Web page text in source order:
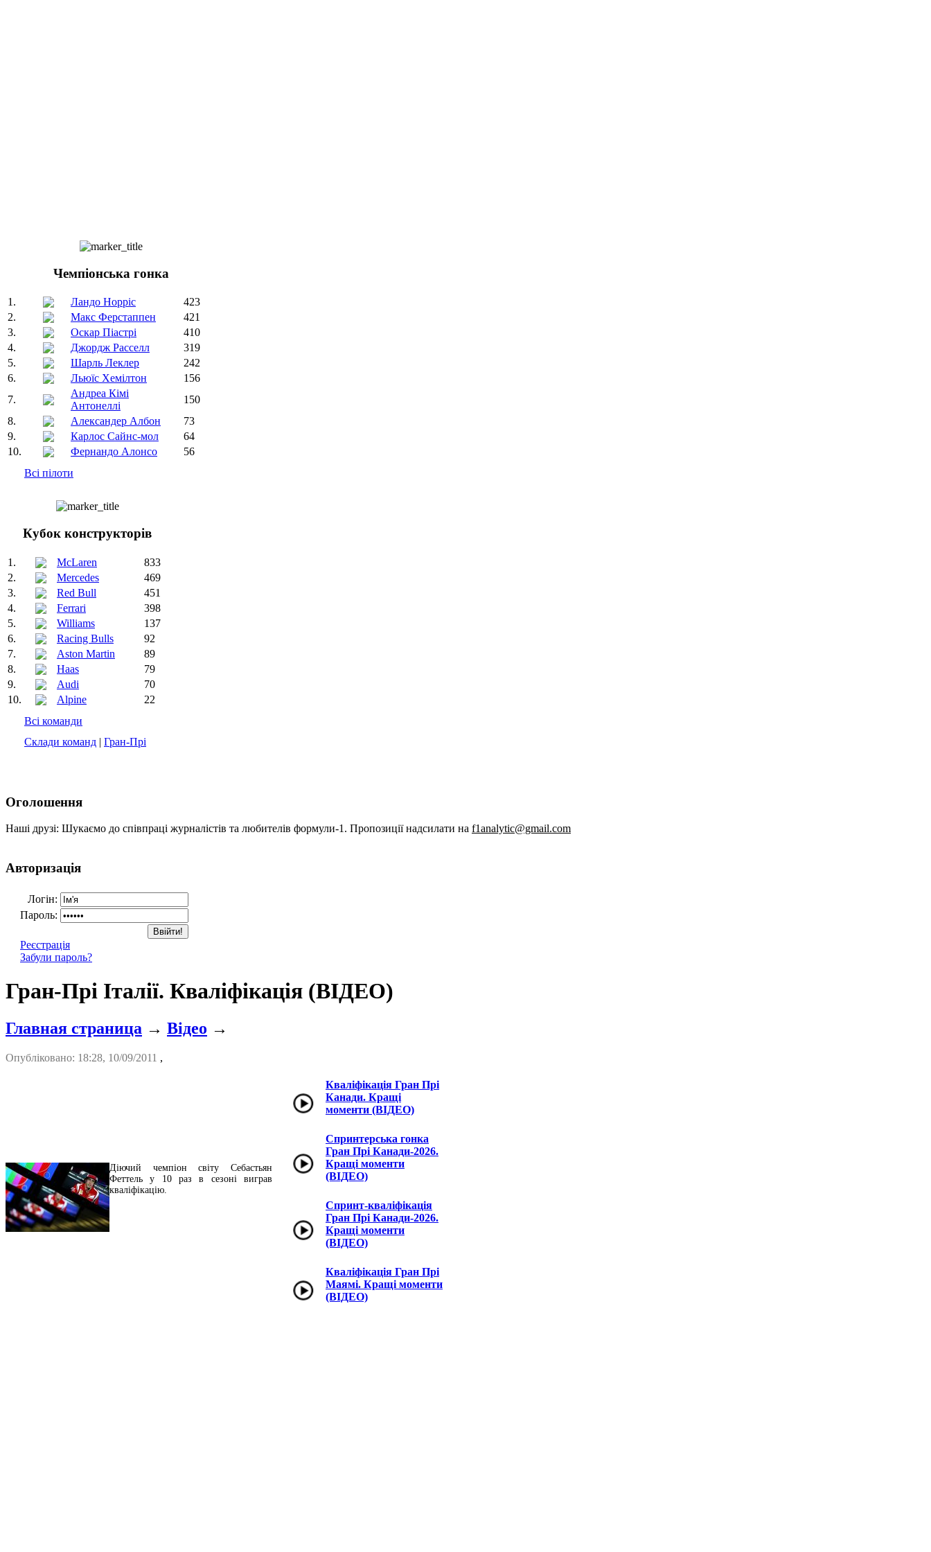
Чемпіонська гонка
1. Ландо Норріс
423
2.
Макс Ферстаппен
421
3.
Оскар Піастрі
410
4.
Джордж Расселл
319
5.
Шарль Леклер
242
6.
Льюїс Хемілтон
156
7.
Андреа Кімі
Антонеллі
150
8.
Александер Албон
73
9.
Карлос Сайнс-мол
64
10.
Фернандо Алонсо
56
Всі пілоти
Кубок конструкторів
1. McLaren
833
2.
Mercedes
469
3.
Red Bull
451
4.
Ferrari
398
5.
Williams
137
6.
Racing Bulls
92
7.
Aston Martin
89
8.
Haas
79
9.
Audi
70
10.
Alpine
22
Всі команди
Склади команд | Гран-Прі
Оголошення
Наші друзі: Шукаємо до співпраці журналістів та любителів формули-1. Пропозиції надсилати на f1analytic@gmail.com
Авторизація
Логін:
Пароль:
Реєстрація
Забули пароль?
Гран-Прі Італії. Кваліфікація (ВІДЕО)
Главная страница → Відео →
Опубліковано: 18:28, 10/09/2011 ,
Діючий чемпіон світу Себастьян
Феттель у 10 раз в сезоні виграв
кваліфікацію.
Кваліфікація Гран Прі
Канади. Кращі
моменти (ВІДЕО)
Спринтерська гонка
Гран Прі Канади-2026.
Кращі моменти
(ВІДЕО)
Спринт-кваліфікація
Гран Прі Канади-2026.
Кращі моменти
(ВІДЕО)
Кваліфікація Гран Прі
Маямі. Кращі моменти
(ВІДЕО)